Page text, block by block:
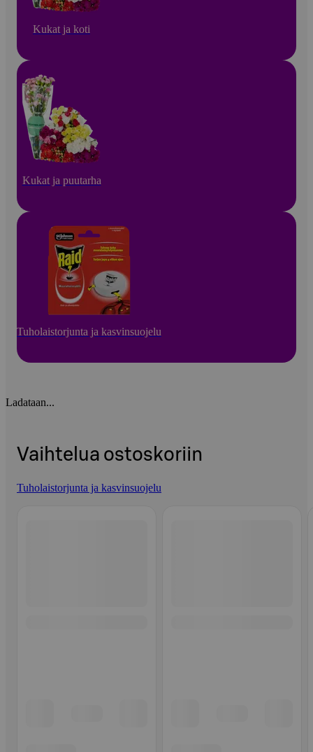
Kukat ja koti
Kukat ja puutarha
Tuholaistorjunta ja kasvinsuojelu
Ladataan...
Vaihtelua ostoskoriin
Tuholaistorjunta ja kasvinsuojelu